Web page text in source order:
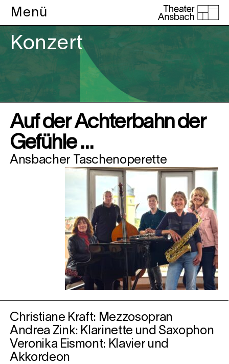
Menü
Konzert
Auf der Achterbahn der
Gefühle …
Ansbacher Taschenoperette
Christiane Kraft: Mezzosopran
Andrea Zink: Klarinette und Saxophon
Veronika Eismont: Klavier und
Akkordeon